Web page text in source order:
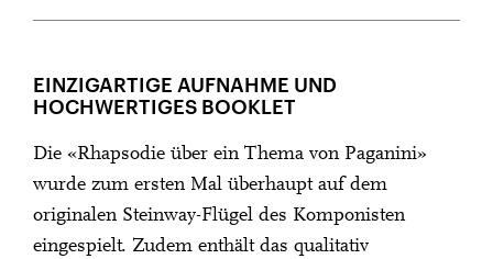
EINZIGARTIGE AUFNAHME UND
HOCHWERTIGES BOOKLET
Die «Rhapsodie über ein Thema von Paganini»
wurde zum ersten Mal überhaupt auf dem
originalen Steinway-Flügel des Komponisten
eingespielt. Zudem enthält das qualitativ